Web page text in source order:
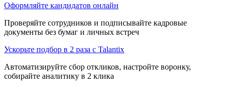
Оформляйте кандидатов онлайн
Проверяйте сотрудников и подписывайте кадровые
документы без бумаг и личных встреч
Ускорьте подбор в 2 раза с Talantix
Автоматизируйте сбор откликов, настройте воронку,
собирайте аналитику в 2 клика